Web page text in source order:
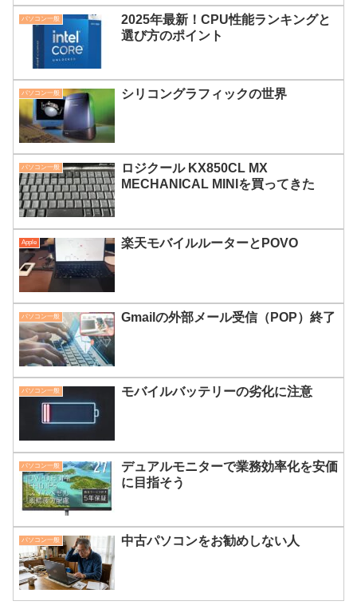
パソコン一般
2025年最新！CPU性能ランキングと
選び方のポイント
パソコン一般 シリコングラフィックの世界
パソコン一般
ロジクール KX850CL MX
MECHANICAL MINIを買ってきた
Apple 楽天モバイルルーターとPOVO
パソコン一般 Gmailの外部メール受信（POP）終了
パソコン一般 モバイルバッテリーの劣化に注意
パソコン一般
デュアルモニターで業務効率化を安価
に目指そう
パソコン一般 中古パソコンをお勧めしない人